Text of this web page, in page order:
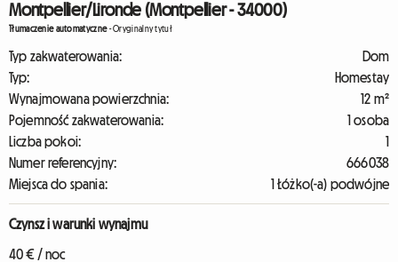
Montpellier/Lironde (Montpellier - 34000)
Tłumaczenie automatyczne-Oryginalny tytuł
Typ zakwaterowania:
Dom
Typ:
Homestay
Wynajmowana powierzchnia:
12 m²
Pojemność zakwaterowania:
1 osoba
Liczba pokoi:
1
Numer referencyjny:
666038
Miejsca do spania:
1 Łóżko(-a) podwójne
Czynsz i warunki wynajmu
40 € / noc